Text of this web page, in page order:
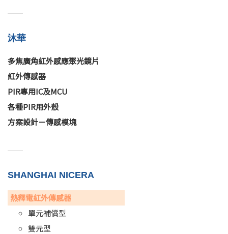
沐華
多焦廣角紅外感應聚光鏡片
紅外傳感器
PIR專用IC及MCU
各種PIR用外殼
方案設計－傳感模塊
SHANGHAI NICERA
熱釋電紅外傳感器
單元補償型
雙元型